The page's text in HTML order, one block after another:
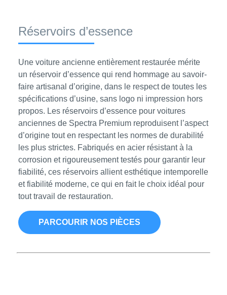
Réservoirs d’essence
Une voiture ancienne entièrement restaurée mérite
un réservoir d’essence qui rend hommage au savoir-
faire artisanal d’origine, dans le respect de toutes les
spécifications d’usine, sans logo ni impression hors
propos. Les réservoirs d’essence pour voitures
anciennes de Spectra Premium reproduisent l’aspect
d’origine tout en respectant les normes de durabilité
les plus strictes. Fabriqués en acier résistant à la
corrosion et rigoureusement testés pour garantir leur
fiabilité, ces réservoirs allient esthétique intemporelle
et fiabilité moderne, ce qui en fait le choix idéal pour
tout travail de restauration.
PARCOURIR NOS PIÈCES